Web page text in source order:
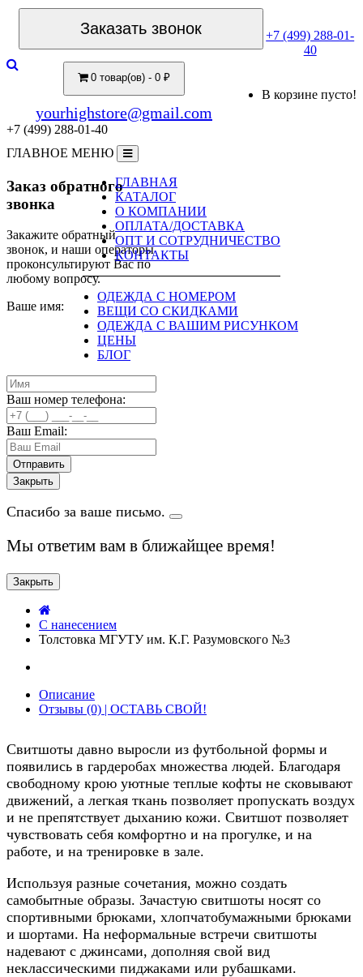
Заказать звонок
+7 (499) 288-01-
40
0 товар(ов) - 0 ₽
В корзине пусто!
yourhighstore@gmail.com
+7 (499) 288-01-40
ГЛАВНОЕ МЕНЮ
ГЛАВНАЯ
КАТАЛОГ
О КОМПАНИИ
ОПЛАТА/ДОСТАВКА
ОПТ И СОТРУДНИЧЕСТВО
КОНТАКТЫ
ОДЕЖДА С НОМЕРОМ
ВЕЩИ СО СКИДКАМИ
ОДЕЖДА С ВАШИМ РИСУНКОМ
ЦЕНЫ
БЛОГ
Заказ обратного
звонка
Закажите обратный
звонок, и наши операторы
проконсультируют Вас по
любому вопросу.
Ваше имя:
Ваш номер телефона:
Ваш Email:
Закрыть
Спасибо за ваше письмо.
Мы ответим вам в ближайщее время!
Закрыть
C нанесением
Толстовка МГУТУ им. К.Г. Разумовского №3
Описание
Отзывы (0) | ОСТАВЬ СВОЙ!
Свитшоты давно выросли из футбольной формы и
появились в гардеробах множества людей. Благодаря
свободному крою уютные теплые кофты не сковывают
движений, а легкая ткань позволяет пропускать воздух
и не препятствует дыханию кожи. Свитшот позволяет
чувствовать себя комфортно и на прогулке, и на
работе, и на тренировке в зале.
Используя разные сочетания, можно создать
самобытные образы. Зачастую свитшоты носят со
спортивными брюками, хлопчатобумажными брюками
и шортами. На неформальные встречи свитшоты
надевают с джинсами, дополняя свой вид
неклассическими пиджаками или рубашками.